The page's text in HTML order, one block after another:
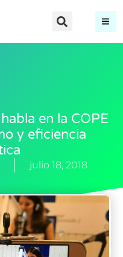
en la COPE
y eficiencia
julio 18, 2018